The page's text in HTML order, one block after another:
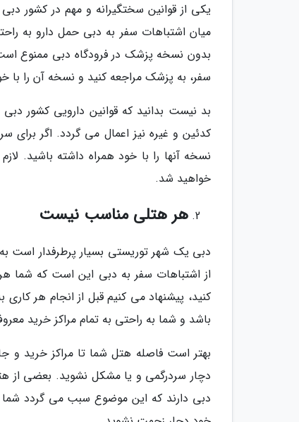
یکی از قوانین سختگیرانه و مهم در کشور
میان اشتباهات سفر به دبی حمل دارو به
بدون نسخه پزشک در فرودگاه دبی ممنوع
سفر، به پزشک مراجعه کنید و نسخه آن را با
بد نیست بدانید که قوانین دارویی کشور
کدئین و غیره نیز اعمال می گردد. اگر برای
نسخه آنها را با خود همراه داشته باشید.
خواهید شد.
هر هتلی مناسب نیست
دبی یک شهر توریستی بسیار پرطرفدار است
از اشتباهات سفر به دبی این است که شما
کنید، پیشنهاد می کنیم قبل از انجام هر
باشد و شما به راحتی به تمام مراکز خرید
بهتر است فاصله هتل شما تا مراکز خرید و
دچار سردرگمی و یا مشکل نشوید. بعضی از
دبی دارند که این موضوع سبب می گردد